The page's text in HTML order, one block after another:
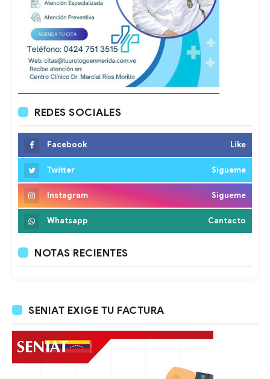
REDES SOCIALES
Facebook Like
Twitter Sigueme
Instagram Sigueme
Whatsapp Cantacto
NOTAS RECIENTES
SENIAT EXIGE TU FACTURA